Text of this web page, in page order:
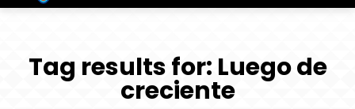
Tag results for: Luego de
creciente